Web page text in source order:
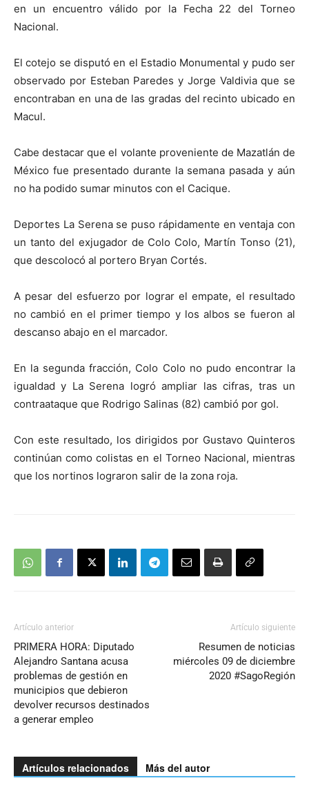
en un encuentro válido por la Fecha 22 del Torneo
Nacional.
El cotejo se disputó en el Estadio Monumental y pudo ser
observado por Esteban Paredes y Jorge Valdivia que se
encontraban en una de las gradas del recinto ubicado en
Macul.
Cabe destacar que el volante proveniente de Mazatlán de
México fue presentado durante la semana pasada y aún
no ha podido sumar minutos con el Cacique.
Deportes La Serena se puso rápidamente en ventaja con
un tanto del exjugador de Colo Colo, Martín Tonso (21),
que descolocó al portero Bryan Cortés.
A pesar del esfuerzo por lograr el empate, el resultado
no cambió en el primer tiempo y los albos se fueron al
descanso abajo en el marcador.
En la segunda fracción, Colo Colo no pudo encontrar la
igualdad y La Serena logró ampliar las cifras, tras un
contraataque que Rodrigo Salinas (82) cambió por gol.
Con este resultado, los dirigidos por Gustavo Quinteros
continúan como colistas en el Torneo Nacional, mientras
que los nortinos lograron salir de la zona roja.
Artículo anterior
PRIMERA HORA: Diputado
Alejandro Santana acusa
problemas de gestión en
municipios que debieron
devolver recursos destinados
a generar empleo
Artículo siguiente
Resumen de noticias
miércoles 09 de diciembre
2020 #SagoRegión
Artículos relacionados Más del autor